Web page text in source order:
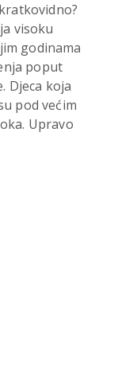
visoku
godinama
poput
Djeca koja
pod većim
Upravo